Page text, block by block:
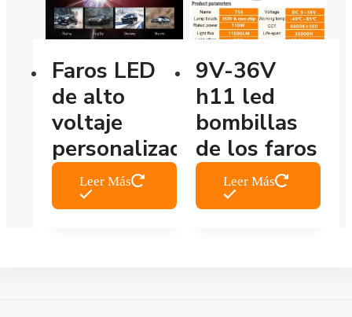
Faros LED
de alto
voltaje
personalizados
Leer Más
9V-36V
h11 led
bombillas
de los faros
Leer Más